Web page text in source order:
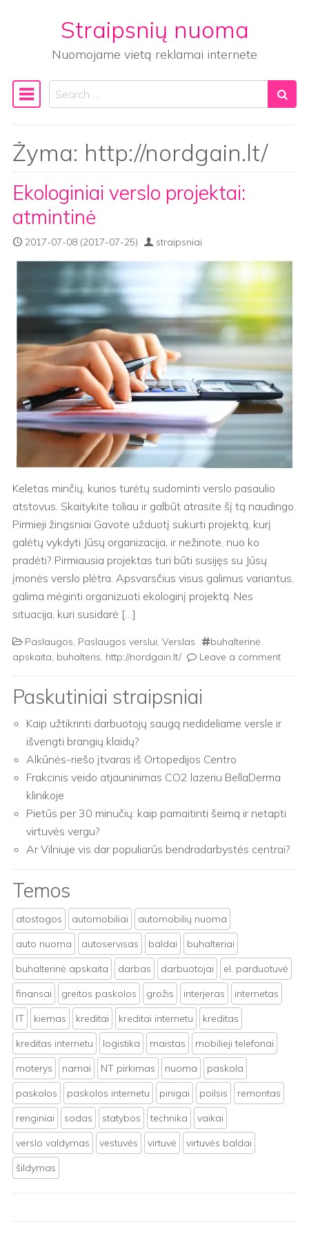
Straipsnių nuoma
Nuomojame vietą reklamai internete
Main Navigation
Search
Žyma: http://nordgain.lt/
Ekologiniai verslo projektai:
atmintinė
2017-07-08 (2017-07-25) straipsniai
Keletas minčių, kurios turėtų sudominti verslo pasaulio
atstovus. Skaitykite toliau ir galbūt atrasite šį tą naudingo.
Pirmieji žingsniai Gavote užduotį sukurti projektą, kurį
galėtų vykdyti Jūsų organizacija, ir nežinote, nuo ko
pradėti? Pirmiausia projektas turi būti susijęs su Jūsų
įmonės verslo plėtra. Apsvarsčius visus galimus variantus,
galima mėginti organizuoti ekologinį projektą. Nes
situacija, kuri susidarė […]
Paslaugos, Paslaugos verslui, Verslas
buhalterinė
apskaita, buhalteris, http://nordgain.lt/ Leave a comment
Paskutiniai straipsniai
Kaip užtikrinti darbuotojų saugą nedideliame versle ir
išvengti brangių klaidų?
Alkūnės-riešo įtvaras iš Ortopedijos Centro
Frakcinis veido atjauninimas CO2 lazeriu BellaDerma
klinikoje
Pietūs per 30 minučių: kaip pamaitinti šeimą ir netapti
virtuvės vergu?
Ar Vilniuje vis dar populiarūs bendradarbystės centrai?
Temos
atostogos automobiliai
automobilių nuoma
auto nuoma
autoservisas baldai
buhalteriai
buhalterinė apskaita
darbas darbuotojai
el. parduotuvė
finansai
greitos paskolos grožis interjeras
internetas
IT
kiemas kreditai kreditai internetu
kreditas
kreditas internetu
logistika maistas
mobilieji telefonai
moterys
namai NT pirkimas nuoma
paskola
paskolos
paskolos internetu pinigai poilsis
remontas
renginiai
sodas statybos technika
vaikai
verslo valdymas
vestuvės virtuvė
virtuvės baldai
šildymas